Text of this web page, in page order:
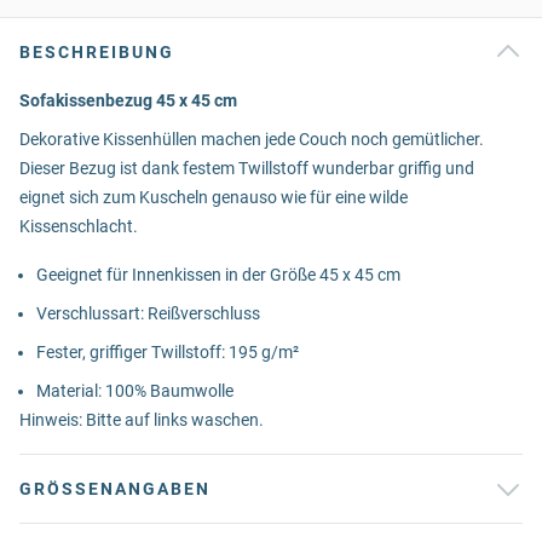
BESCHREIBUNG
Sofakissenbezug 45 x 45 cm
Dekorative Kissenhüllen machen jede Couch noch gemütlicher.
Dieser Bezug ist dank festem Twillstoff wunderbar griffig und
eignet sich zum Kuscheln genauso wie für eine wilde
Kissenschlacht.
Geeignet für Innenkissen in der Größe 45 x 45 cm
Verschlussart: Reißverschluss
Fester, griffiger Twillstoff: 195 g/m²
Material: 100% Baumwolle
Hinweis: Bitte auf links waschen.
GRÖSSENANGABEN